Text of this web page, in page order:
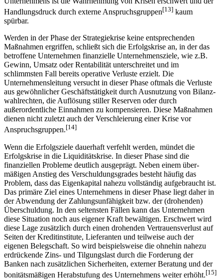
Handlungsdruck durch externe Anspruchs­gruppen[13] kaum
spürbar.
Werden in der Phase der Strategiekrise keine entsprechenden
Maßnahmen ergriffen, schließt sich die Erfolgskrise an, in der das
betroffene Unternehmen finanzielle Unternehmens­ziele, wie z.B.
Gewinn, Umsatz oder Rentabilität unterschreitet und im
schlimmsten Fall bereits operative Verluste erzielt. Die
Unternehmensleitung versucht in dieser Phase oftmals die Verluste
aus gewöhnlicher Geschäftstätigkeit durch Ausnutzung von Bilanz­
wahlrechten, die Auflösung stiller Reserven oder durch
außerordentliche Einnahmen zu kompensieren. Diese Maßnahmen
dienen nicht zuletzt auch der Verschleierung einer Krise vor
Anspruchsgruppen.[14]
Wenn die Erfolgsziele dauerhaft verfehlt werden, mündet die
Erfolgskrise in die Liquiditäts­krise. In dieser Phase sind die
finanziellen Probleme deutlich ausgeprägt. Neben einem über­
mäßigen Anstieg des Verschuldungsgrades besteht häufig das
Problem, dass das Eigen­kapital nahezu vollständig aufgebraucht ist.
Das primäre Ziel eines Unternehmens in dieser Phase liegt daher in
der Abwendung der Zahlungsunfähigkeit bzw. der (drohenden)
Über­schuldung. In den seltensten Fällen kann das Unternehmen
diese Situation noch aus eigener Kraft bewältigen. Erschwert wird
diese Lage zusätzlich durch einen drohenden Vertrauens­verlust auf
Seiten der Kreditinstitute, Lieferanten und teilweise auch der
eigenen Belegschaft. So wird beispielsweise die ohnehin nahezu
erdrückende Zins- und Tilgungslast durch die Forderung der
Banken nach zusätzlichen Sicherheiten, externer Beratung und der
bonitätsmäßigen Herabstufung des Unternehmens weiter erhöht.[15]